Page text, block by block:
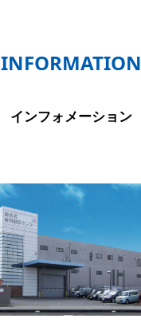
INFORMATION
インフォメーション